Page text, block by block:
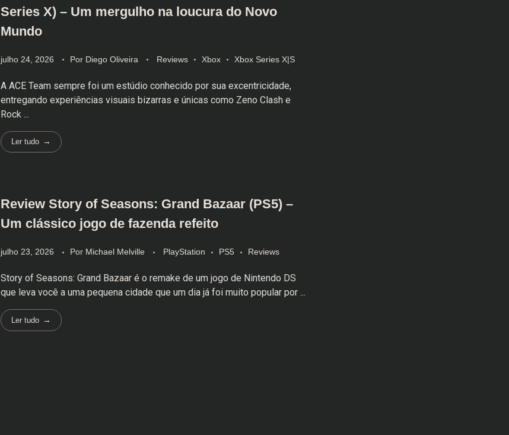
Series X) – Um mergulho na loucura do Novo
Mundo
julho 24, 2026 Por Diego Oliveira Reviews Xbox Xbox Series X|S
A ACE Team sempre foi um estúdio conhecido por sua excentricidade,
entregando experiências visuais bizarras e únicas como Zeno Clash e
Rock ...
Ler tudo
Review Story of Seasons: Grand Bazaar (PS5) –
Um clássico jogo de fazenda refeito
julho 23, 2026 Por Michael Melville PlayStation PS5 Reviews
Story of Seasons: Grand Bazaar é o remake de um jogo de Nintendo DS
que leva você a uma pequena cidade que um dia já foi muito popular por ...
Ler tudo